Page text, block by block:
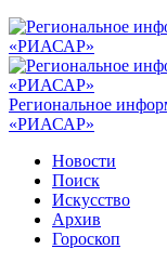
Региональное
«РИАСАР»
Новости
Поиск
Искусство
Архив
Гороскоп